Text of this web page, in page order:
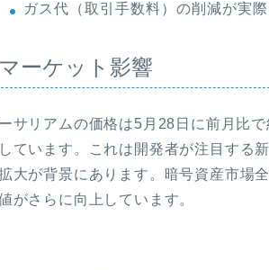
ガス代（取引手数料）の削減が実
マーケット影響
サリアムの価格は5月28日に前月比
ています。これは開発者が注目する
大が背景にあります。暗号資産市場
がさらに向上しています。